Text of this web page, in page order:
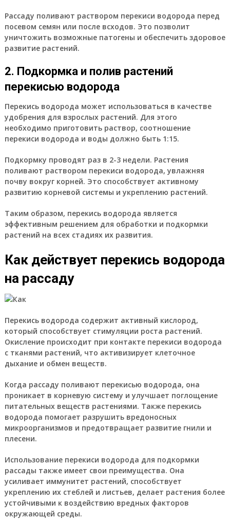
Рассаду поливают раствором перекиси водорода перед
посевом семян или после всходов. Это позволит
уничтожить возможные патогены и обеспечить здоровое
развитие растений.
2. Подкормка и полив растений
перекисью водорода
Перекись водорода может использоваться в качестве
удобрения для взрослых растений. Для этого
необходимо приготовить раствор, соотношение
перекиси водорода и воды должно быть 1:15.
Подкормку проводят раз в 2-3 недели. Растения
поливают раствором перекиси водорода, увлажняя
почву вокруг корней. Это способствует активному
развитию корневой системы и укреплению растений.
Таким образом, перекись водорода является
эффективным решением для обработки и подкормки
растений на всех стадиях их развития.
Как действует перекись водорода
на рассаду
Перекись водорода содержит активный кислород,
который способствует стимуляции роста растений.
Окисление происходит при контакте перекиси водорода
с тканями растений, что активизирует клеточное
дыхание и обмен веществ.
Когда рассаду поливают перекисью водорода, она
проникает в корневую систему и улучшает поглощение
питательных веществ растениями. Также перекись
водорода помогает разрушить вредоносных
микроорганизмов и предотвращает развитие гнили и
плесени.
Использование перекиси водорода для подкормки
рассады также имеет свои преимущества. Она
усиливает иммунитет растений, способствует
укреплению их стеблей и листьев, делает растения более
устойчивыми к воздействию вредных факторов
окружающей среды.